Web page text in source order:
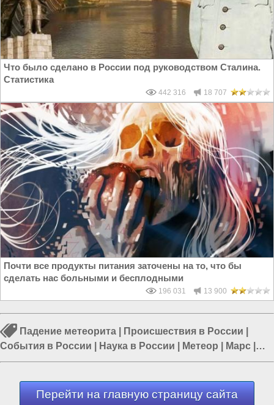
Что было сделано в России под руководством Сталина.
Статистика
442 316 18 707
Почти все продукты питания заточены на то, что бы
сделать нас больными и бесплодными
196 031 13 900
Падение метеорита Происшествия в России
События в России
Наука в России Метеор Марс
Сибирь
Перейти на главную страницу сайта